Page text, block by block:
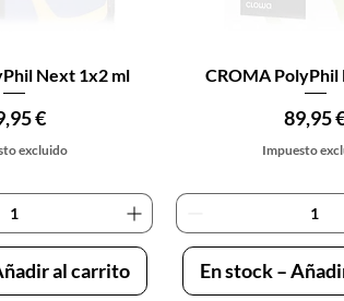
rápidaNext 1x2 ml
€
excluido
al carrito
Vista
CROMA PolyPhil
Precio
89,95
Impuesto
En stock –